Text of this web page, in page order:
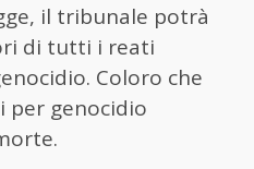
il tribunale potrà
di tutti i reati
Coloro che
per genocidio